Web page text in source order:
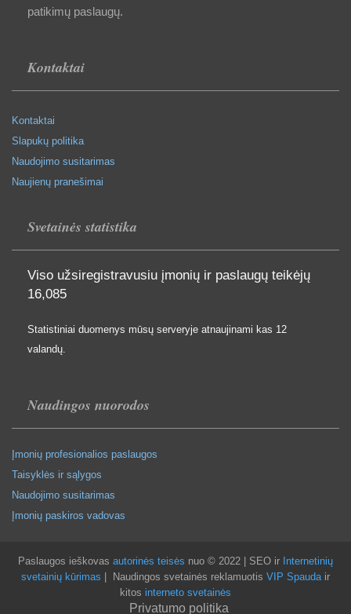
patikimų paslaugų.
Kontaktai
Kontaktai
Slapukų politika
Naudojimo susitarimas
Naujienų pranešimai
Svetainės statistika
Viso užsiregistravusiu įmonių ir paslaugų teikėjų
16,085
Statistiniai duomenys mūsų serveryje atnaujinami kas 12
valandų.
Naudingos nuorodos
Įmonių profesionalios paslaugos
Taisyklės ir sąlygos
Naudojimo susitarimas
Įmonių paskiros vadovas
Paslaugos ieškovas autorinės teisės nuo © 2022 | SEO ir Internetinių
svetainių kūrimas | Naudingos svetainės reklamuotis VIP Spaudair
kitos interneto svetainės
Privatumo politika